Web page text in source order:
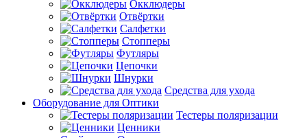
Окклюдеры
Отвёртки
Салфетки
Стопперы
Футляры
Цепочки
Шнурки
Средства для ухода
Оборудование для Оптики
Тестеры поляризации
Ценники